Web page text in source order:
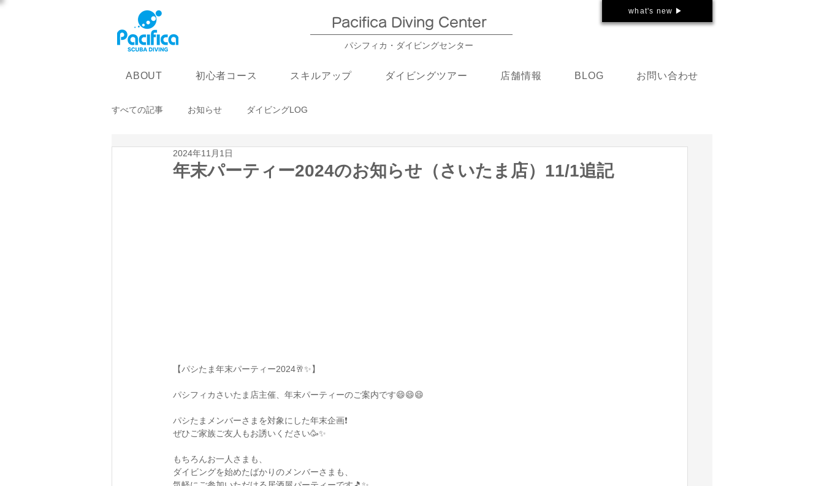
Pacifica Diving Center​
パシフィカ・ダイビングセンター
what's new ▶
ABOUT 初心者コース スキルアップ ダイビングツアー 店舗情報 BLOG お問い合わせ
すべての記事 お知らせ ダイビングLOG
年末パーティー2024のお知らせ（さいたま店）11/1追記
2024年11月1日
【パシたま年末パーティー2024🥂✨】
パシフィカさいたま店主催、年末パーティーのご案内です😄😄😄
パシたまメンバーさまを対象にした年末企画❗️
ぜひご家族ご友人もお誘いください🥳✨
もちろんお一人さまも、
ダイビングを始めたばかりのメンバーさまも、